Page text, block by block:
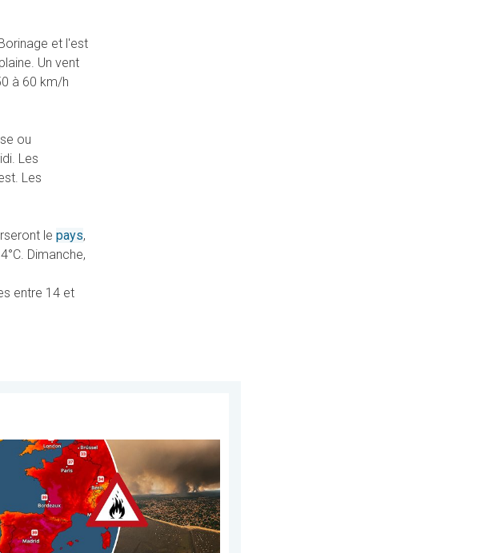
et l'est
. Un vent
à 60 km/h
ou
. Les
. Les
le pays,
. Dimanche,
entre 14 et
. . vendredi 7 août 2026
sud-ouest de la France brûle vivement. Milliers de sinistrés. . . lundi 27 juillet 2026